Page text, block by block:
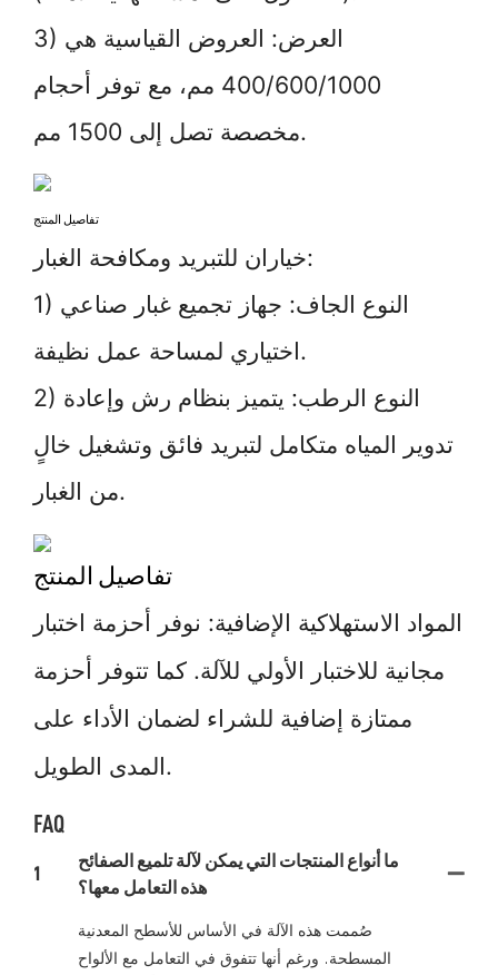
3) العرض: العروض القياسية هي
400/600/1000 مم، مع توفر أحجام
مخصصة تصل إلى 1500 مم.
تفاصيل المنتج
خياران للتبريد ومكافحة الغبار:
1) النوع الجاف: جهاز تجميع غبار صناعي
اختياري لمساحة عمل نظيفة.
2) النوع الرطب: يتميز بنظام رش وإعادة
تدوير المياه متكامل لتبريد فائق وتشغيل خالٍ
من الغبار.
تفاصيل المنتج
المواد الاستهلاكية الإضافية: نوفر أحزمة اختبار
مجانية للاختبار الأولي للآلة. كما تتوفر أحزمة
ممتازة إضافية للشراء لضمان الأداء على
المدى الطويل.
FAQ
1
ما أنواع المنتجات التي يمكن لآلة تلميع الصفائح
هذه التعامل معها؟
صُممت هذه الآلة في الأساس للأسطح المعدنية
المسطحة. ورغم أنها تتفوق في التعامل مع الألواح